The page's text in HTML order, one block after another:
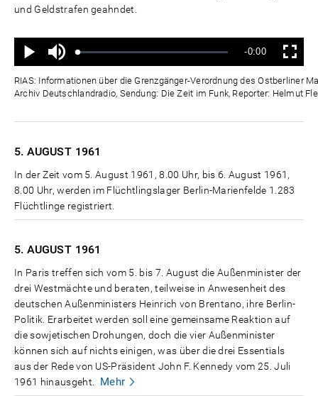
und Geldstrafen geahndet.
Wiedergabe
Ton
aus
Geladen:
Status:
Verbleibende
Zeit
-0:00 Vollbild
RIAS: Informationen über die Grenzgänger-Verordnung des Ostberliner
Archiv Deutschlandradio, Sendung: Die Zeit im Funk, Reporter: Helmut
5. AUGUST 1961
In der Zeit vom 5. August 1961, 8.00 Uhr, bis 6. August 1961,
8.00 Uhr, werden im Flüchtlingslager Berlin-Marienfelde 1.283
Flüchtlinge registriert.
5. AUGUST 1961
In Paris treffen sich vom 5. bis 7. August die Außenminister der
drei Westmächte und beraten, teilweise in Anwesenheit des
deutschen Außenministers Heinrich von Brentano, ihre Berlin-
Politik. Erarbeitet werden soll eine gemeinsame Reaktion auf
die sowjetischen Drohungen, doch die vier Außenminister
können sich auf nichts einigen, was über die drei Essentials
aus der Rede von US-Präsident John F. Kennedy vom 25. Juli
1961 hinausgeht.
Mehr